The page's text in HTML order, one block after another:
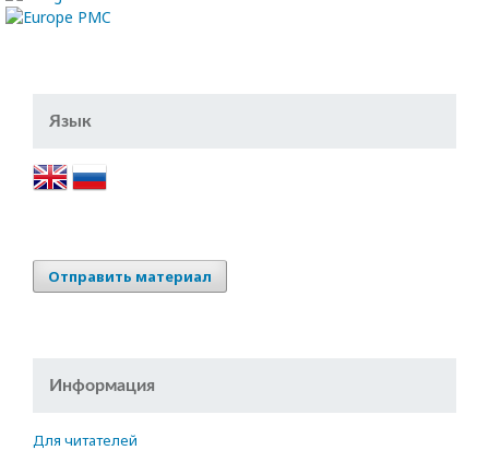
Язык
Отправить материал
Информация
Для читателей